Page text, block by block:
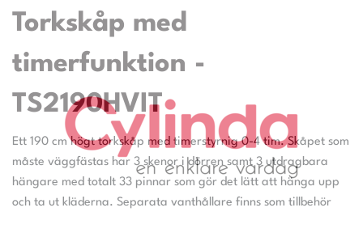
Torkskåp med
timerfunktion -
TS2190HVIT
Ett 190 cm högt torkskåp med timerstyrnig 0-4 tim. Skåpet som
måste väggfästas har 3 skenor i dörren samt 3 utdragbara
hängare med totalt 33 pinnar som gör det lätt att hänga upp